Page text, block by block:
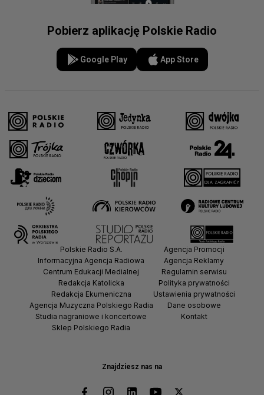
Pobierz aplikację Polskie Radio
Google Play App Store
Znajdziesz nas na
Polskie Radio S.A.
Informacyjna Agencja Radiowa
Centrum Edukacji Medialnej
Redakcja Katolicka
Redakcja Ekumeniczna
Agencja Muzyczna Polskiego Radia
Studia nagraniowe i koncertowe
Sklep Polskiego Radia
Agencja Promocji
Agencja Reklamy
Regulamin serwisu
Polityka prywatności
Ustawienia prywatności
Dane osobowe
Kontakt